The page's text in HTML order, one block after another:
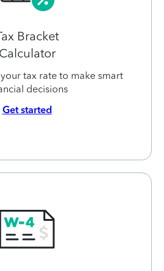
Bracket
Calculator
tax rate to make smart
decisions
Get started